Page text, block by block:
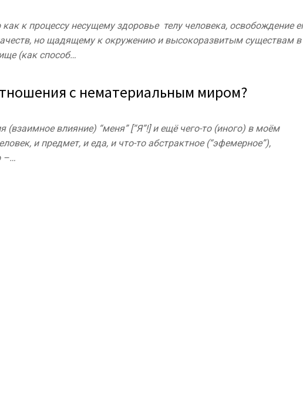
к процессу несущему здоровье телу человека, освобождение
но щадящему к окружению и высокоразвитым существам в
(как способ…
с нематериальным миром?
влияние) “меня” [“Я”!] и ещё чего-то (иного) в моём
и предмет, и еда, и что-то абстрактное (“эфемерное”),
–…